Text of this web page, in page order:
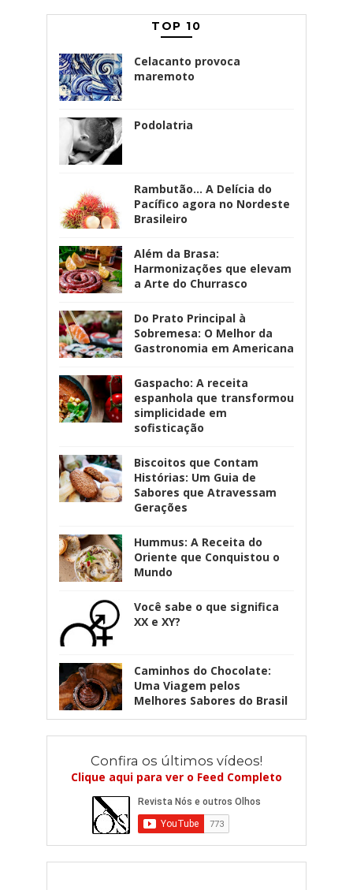
TOP 10
Celacanto provoca
maremoto
Podolatria
Rambutão... A Delícia do
Pacífico agora no Nordeste
Brasileiro
Além da Brasa:
Harmonizações que elevam
a Arte do Churrasco
Do Prato Principal à
Sobremesa: O Melhor da
Gastronomia em Americana
Gaspacho: A receita
espanhola que transformou
simplicidade em
sofisticação
Biscoitos que Contam
Histórias: Um Guia de
Sabores que Atravessam
Gerações
Hummus: A Receita do
Oriente que Conquistou o
Mundo
Você sabe o que significa
XX e XY?
Caminhos do Chocolate:
Uma Viagem pelos
Melhores Sabores do Brasil
Confira os últimos vídeos!
Clique aqui para ver o Feed Completo